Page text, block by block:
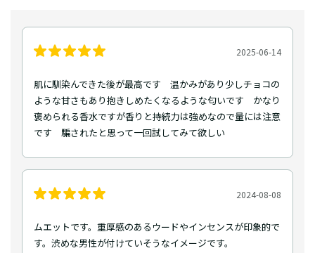
2025-06-14
肌に馴染んできた後が最高です 温かみがあり少しチョコの
ような甘さもあり抱きしめたくなるような匂いです かなり
褒められる香水ですが香りと持続力は強めなので量には注意
です 騙されたと思って一回試してみて欲しい
2024-08-08
ムエットです。重厚感のあるウードやインセンスが印象的で
す。渋めな男性が付けていそうなイメージです。